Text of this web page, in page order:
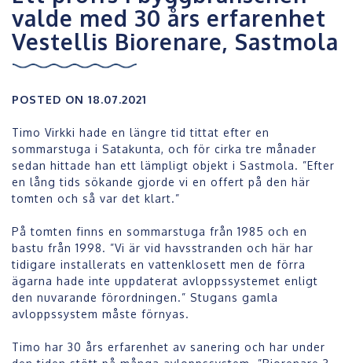
valde med 30 års erfarenhet
Vestellis Biorenare, Sastmola
POSTED ON 18.07.2021
Timo Virkki hade en längre tid tittat efter en
sommarstuga i Satakunta, och för cirka tre månader
sedan hittade han ett lämpligt objekt i Sastmola. ”Efter
en lång tids sökande gjorde vi en offert på den här
tomten och så var det klart.”
På tomten finns en sommarstuga från 1985 och en
bastu från 1998. ”Vi är vid havsstranden och här har
tidigare installerats en vattenklosett men de förra
ägarna hade inte uppdaterat avloppssystemet enligt
den nuvarande förordningen.” Stugans gamla
avloppssystem måste förnyas.
Timo har 30 års erfarenhet av sanering och har under